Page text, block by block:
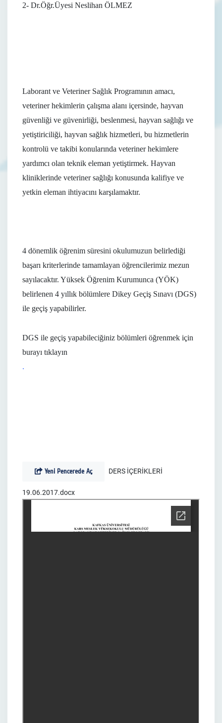
2- Dr.Öğr.Üyesi Neslihan ÖLMEZ
Laborant ve Veteriner Sağlık Programının amacı,
veteriner hekimlerin çalışma alanı içersinde, hayvan
güvenliği ve güvenirliği, beslenmesi, hayvan sağlığı ve
yetiştiriciliği, hayvan sağlık hizmetleri, bu hizmetlerin
kontrolü ve takibi konularında veteriner hekimlere
yardımcı olan teknik eleman yetiştirmek. Hayvan
kliniklerinde veteriner sağlığı konusunda kalifiye ve
yetkin eleman ihtiyacını karşılamaktır.
4 dönemlik öğrenim süresini okulumuzun belirlediği
başarı kriterlerinde tamamlayan öğrencilerimiz mezun
sayılacaktır. Yüksek Öğrenim Kurumunca (YÖK)
belirlenen 4 yıllık bölümlere Dikey Geçiş Sınavı (DGS)
ile geçiş yapabilirler.
DGS ile geçiş yapabileciğiniz bölümleri öğrenmek için
burayı tıklayın
.
Yeni Pencerede Aç DERS İÇERİKLERİ
19.06.2017.docx